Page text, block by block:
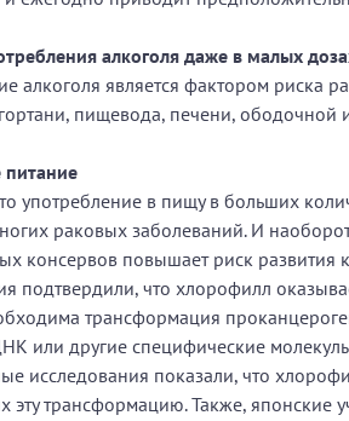
алкоголя даже в малых
алкоголя является фактором риска
гортани, пищевода, печени,
питание
употребление в пищу в больших
раковых заболеваний. И
консервов повышает риск развития
подтвердили, что хлорофилл
трансформация
или другие специфические
исследования показали, что
трансформацию. Также, японские